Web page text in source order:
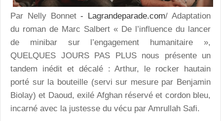
Par Nelly Bonnet- Lagrandeparade.com/ Adaptation
du roman de Marc Salbert « De l’influence du lancer
de minibar sur l’engagement humanitaire »,
QUELQUES JOURS PAS PLUS nous présente un
tandem inédit et décalé : Arthur, le rocker hautain
porté sur la bouteille (servi sur mesure par Benjamin
Biolay) et Daoud, exilé Afghan réservé et cordon bleu,
incarné avec la justesse du vécu par Amrullah Safi.